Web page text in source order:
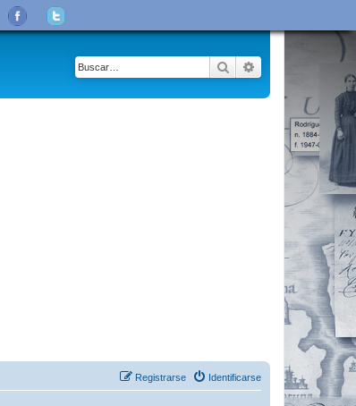
Buscar Búsqueda
Identificarse
Registrarse